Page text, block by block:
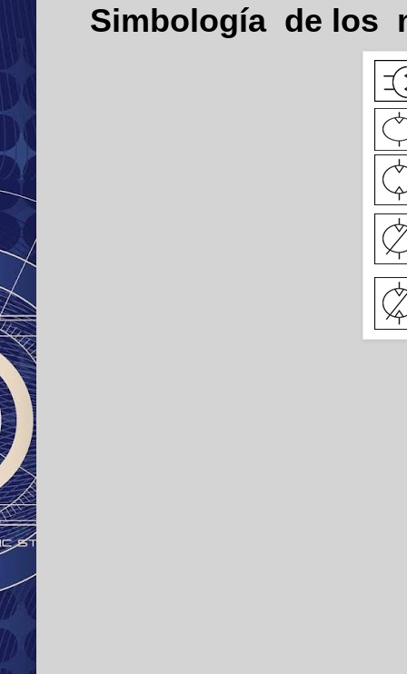
Simbología de los